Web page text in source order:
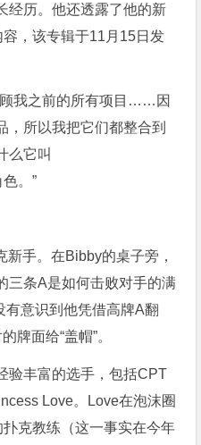
经历。他还透露了他的新
，该专辑于11月15日发
顾我之前的所有项目……因
，所以我把它们都整合到
么它叫
。”
新手。在Bibby的桌子旁，
三条A是如何击败对手的满
意识到他凭借高牌A翻
牌面给“盖帽”。
验丰富的选手，包括CPT
Love。Love在泡沫圈
克教练（这一事实在今年